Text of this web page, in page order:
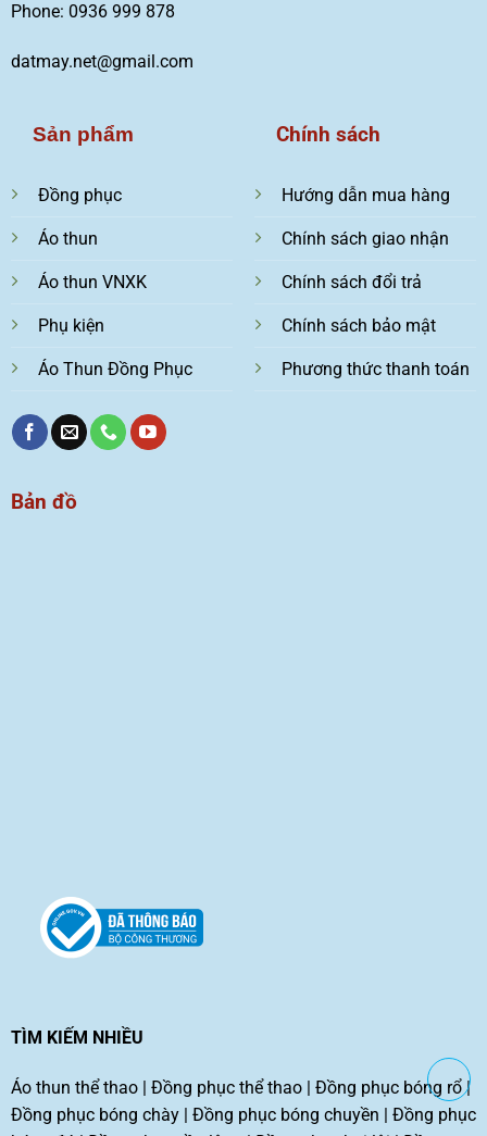
Phone: 0936 999 878
datmay.net@gmail.com
Sản phẩm
Đồng phục
Áo thun
Áo thun VNXK
Phụ kiện
Áo Thun Đồng Phục
Chính sách
Hướng dẫn mua hàng
Chính sách giao nhận
Chính sách đổi trả
Chính sách bảo mật
Phương thức thanh toán
Bản đồ
TÌM KIẾM NHIỀU
Áo thun thể thao| Đồng phục thể thao| Đồng phục bóng rổ|
Đồng phục bóng chày| Đồng phục bóng chuyền | Đồng phục